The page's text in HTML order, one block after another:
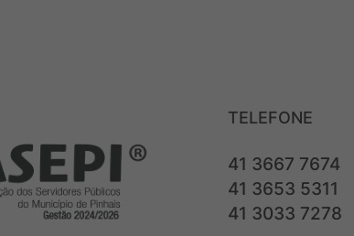
TELEFONE
41 3667 7674
41 3653 5311
41 3033 7278